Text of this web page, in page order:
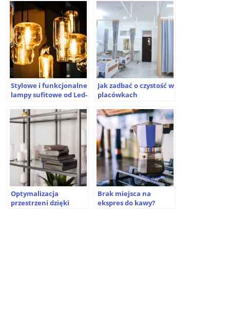
rozwiązanie do
ogrzewania domu
Stylowe i funkcjonalne
lampy sufitowe od Led-
Jak zadbać o czystość w
placówkach
Optymalizacja
przestrzeni dzięki
Brak miejsca na
ekspres do kawy?